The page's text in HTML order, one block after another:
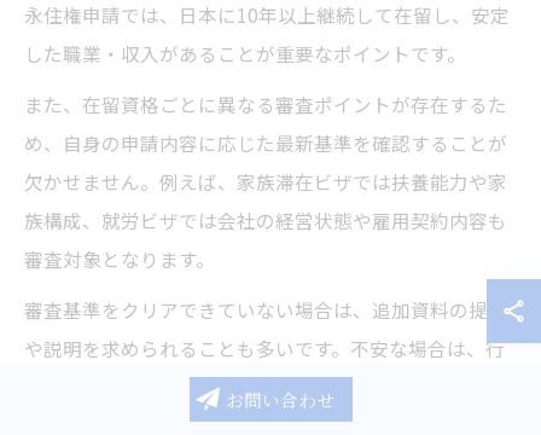
永住権申請では、日本に10年以上継続して在留し、安定
した職業・収入があることが重要なポイントです。
また、在留資格ごとに異なる審査ポイントが存在するた
め、自身の申請内容に応じた最新基準を確認することが
欠かせません。例えば、家族滞在ビザでは扶養能力や家
族構成、就労ビザでは会社の経営状態や雇用契約内容も
審査対象となります。
審査基準をクリアできていない場合は、追加資料の提出
や説明を求められることも多いです。不安な場合は、行
政書士などの専門家に事前相談することで、審査落ちの
リスクを低減できます。審査基準は定期的に見直される
お問い合わせ